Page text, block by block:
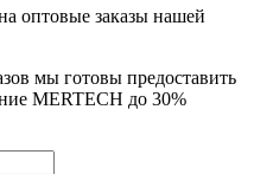
сетей и
в Саратове и Саратовской
формат дисплеев,
рассчитать количество
оптовые заказы нашей
мы готовы предоставить
MERTECH до 30%